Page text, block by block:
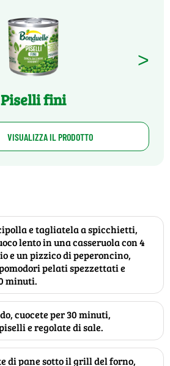
Piselli fini
>
VISUALIZZA IL PRODOTTO
e tagliatela a spicchietti,
lento in una casseruola con 4
e un pizzico di peperoncino,
pelati spezzettati e
minuti.
cuocete per 30 minuti,
e regolate di sale.
di pane sotto il grill del forno,